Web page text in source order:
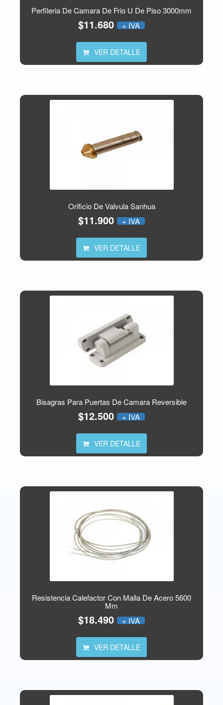
Perfileria De Camara De Frio U De Piso 3000mm
$11.680 + IVA
VER DETALLE
Orificio De Valvula Sanhua
$11.900 + IVA
VER DETALLE
Bisagras Para Puertas De Camara Reversible
$12.500 + IVA
VER DETALLE
Resistencia Calefactor Con Malla De Acero 5600
Mm
$18.490 + IVA
VER DETALLE